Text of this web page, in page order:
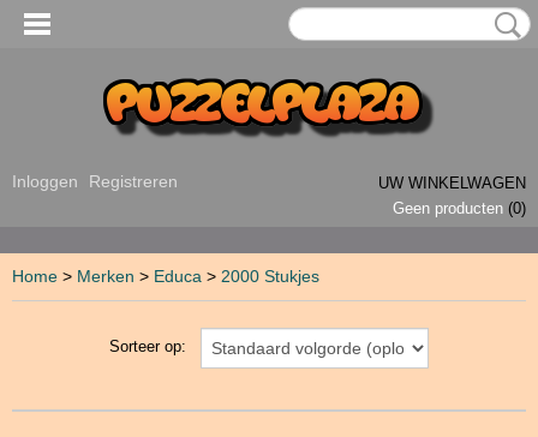
Inloggen Registreren
UW WINKELWAGEN
Geen producten (0)
Home > Merken > Educa > 2000 Stukjes
Sorteer op: